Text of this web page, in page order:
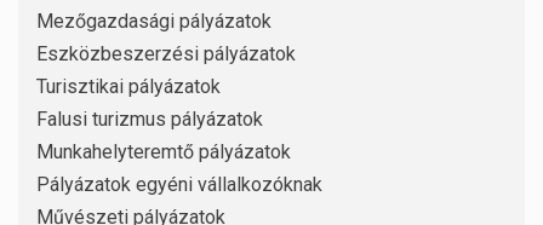
Mezőgazdasági pályázatok
Eszközbeszerzési pályázatok
Turisztikai pályázatok
Falusi turizmus pályázatok
Munkahelyteremtő pályázatok
Pályázatok egyéni vállalkozóknak
Művészeti pályázatok